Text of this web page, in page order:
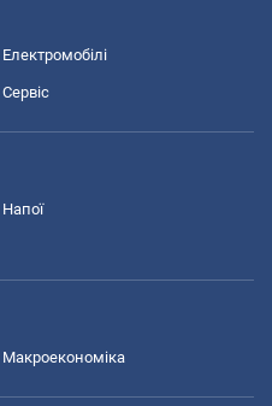
Електромобілі
Сервіс
Напої
Макроекономіка